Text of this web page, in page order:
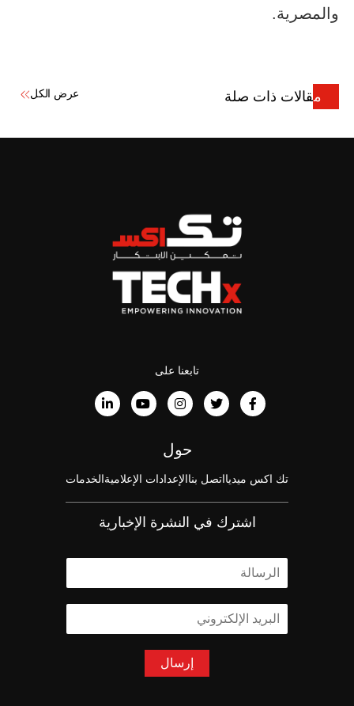
والمصرية.
مقالات ذات صلة عرض الكل
تابعنا على
حول
تك اكس ميديااتصل بناالإعدادات الإعلاميةالخدمات
اشترك في النشرة الإخبارية
س
إرسال